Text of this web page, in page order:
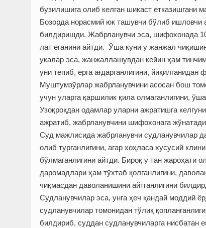
бузилишига олиб келган шикаст етказишгани
Бозорда норасмий юк ташувчи бўлиб
билдиришди. Жабрланувчи эса, шифохонада
лат еганини айтди. Ўша куни у жанжал
укалар эса, жанжаллашувдан кейин ҳам
уни тепиб, ерга ағдарганлигини,
Муштумзўрлар жабрланувчини асосан бош
учун уларга қаршилик қила олмаганлигини,
Узоқроқдан одамлар уларни ажратишга
ажратиб, жабрланувчини шифохонага
Суд мажлисида жабрланувчи судланувчилар
олиб турганлигини, агар хоҳласа хусусий
бўлмаганлигини айтди. Бироқ у тан жароҳати
даромадлари ҳам тўхтаб қолганлигини,
чиқмасдан даволанишини айтганлигини
Судланувчилар эса, унга ҳеч қандай моддий
судланувчилар томонидан тўлиқ
билдириб, суддан судланувчиларга нисбатан